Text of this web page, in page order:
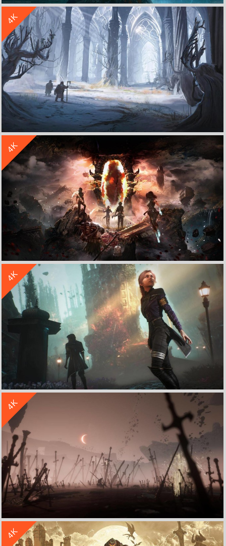
《毁灭战士 永恒 Doom Eternal》游戏原画4k壁纸3840x2160
4K
《指环王 重返莫瑞亚 The Lord of the Rings: Return to Moria》4k游戏壁纸
4K
《光与影：33号远征队》游戏原画 4K壁纸 3840x2160
立 即 下 载
收 藏
4K
《光与影：33号远征队》游戏原画风景人物 4K壁纸 3840x2160
立 即 下 载
收 藏
4K
《光与影：33号远征队》游戏原画 4K壁纸 3840x2160
立 即 下 载
收 藏
4K
收 藏